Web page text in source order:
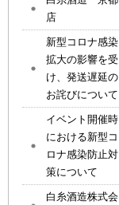
店
新型コロナ感染
拡大の影響を受
け、発送遅延の
お詫びについて
イベント開催時
における新型コ
ロナ感染防止対
策について
白糸酒造株式会